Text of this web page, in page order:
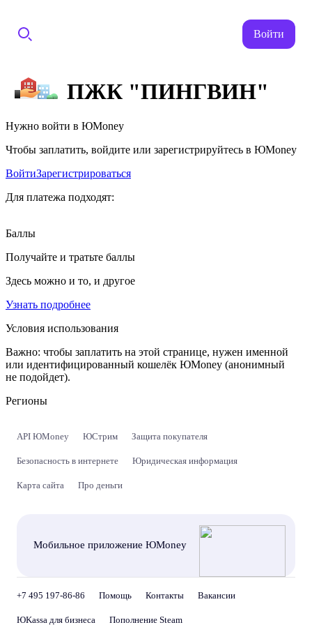
Войти
ПЖК "ПИНГВИН"
Нужно войти в ЮMoney
Чтобы заплатить, войдите или зарегистрируйтесь в ЮMoney
ВойтиЗарегистрироваться
Для платежа подходят:
Баллы
Получайте и тратьте баллы
Здесь можно и то, и другое
Узнать подробнее
Условия использования
Важно: чтобы заплатить на этой странице, нужен именной
или идентифицированный кошелёк ЮMoney (анонимный
не подойдет).
Регионы
API ЮMoney ЮСтрим Защита покупателя
Безопасность в интернете Юридическая информация
Карта сайта Про деньги
Мобильное приложение ЮMoney
+7 495 197-86-86 Помощь Контакты Вакансии
ЮKassa для бизнеса Пополнение Steam